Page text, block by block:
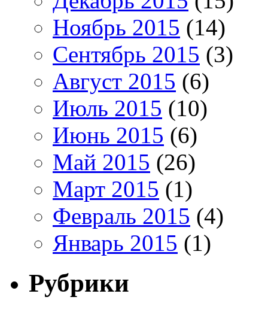
Ноябрь 2015 (14)
Сентябрь 2015 (3)
Август 2015 (6)
Июль 2015 (10)
Июнь 2015 (6)
Май 2015 (26)
Март 2015 (1)
Февраль 2015 (4)
Январь 2015 (1)
Рубрики